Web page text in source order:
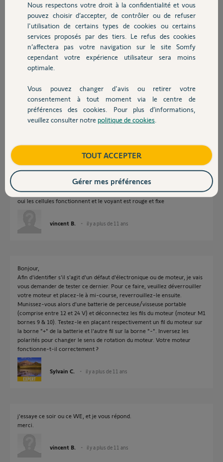
Chauffage
Autres produits
Devis avec un pro
Contact
Pouvez vous m'aider SVP. Merci.
vincent B.
il y a plus de 11 ans
Participer au fil de discussion
Réponses
Bonsoir Vincent,
il y a plus de 11 ans
oui les cellules fonctionnent et le voyant est rouge et fixe
vincent B. il y a plus de 11 ans
Bonjour,
Afin d'identifier s'il s'agit d'un défaut d'électronique ou de moteur, je vais
vous demander de tester ce dernier. Pour ce faire, veuillez déverrouiller
votre moteur et placez-le à mi-course, reverrouillez-le ensuite.
Munissez-vous alors d'une batterie de perceuse/visseuse portable
(comprise entre 12 et 24 V) et déconnectez les fils du moteur (moteur M1
bornes 9 & 10). Testez-le en plaçant respectivement un fil du moteur sur
la borne "+" de la batterie et l'autre fil sur la borne "-". Inversez les
polarités pour changer le sens de rotation du moteur. Votre moteur
fonctionne-t-il correctement ?
Sylvain C. il y a plus de 11 ans
j'essaye ce soir ou ce WE, et je vous répond.
merci.
vincent B. il y a plus de 11 ans
Nous respectons votre droit à la confidentialité et vous
pouvez choisir d’accepter, de contrôler ou de refuser
l'utilisation de certains types de cookies ou certains
services proposés par des tiers. Le refus des cookies
n’affectera pas votre navigation sur le site Somfy
cependant votre expérience utilisateur sera moins
optimale.
Vous pouvez changer d'avis ou retirer votre
consentement à tout moment via le centre de
préférences des cookies. Pour plus d’informations,
veuillez consulter notre politique de cookies
TOUT ACCEPTER
Gérer mes préférences